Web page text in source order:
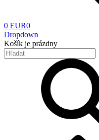
0 EUR0
Dropdown
Košík je prázdny